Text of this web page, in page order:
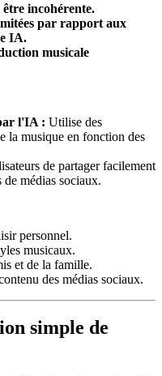
incohérente.
par rapport aux
IA.
musicale
l'IA : Utilise des
la musique en fonction des
de partager facilement
médias sociaux.
personnel.
musicaux.
et de la famille.
des médias sociaux.
simple de